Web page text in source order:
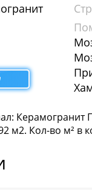
м2. Кол-во м² в